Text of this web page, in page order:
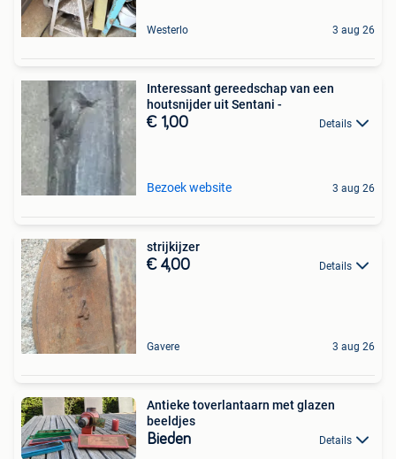
Westerlo 3 aug 26
Interessant gereedschap van een
houtsnijder uit Sentani -
€ 1,00 Details
Bezoek website 3 aug 26
strijkijzer
€ 4,00 Details
Gavere 3 aug 26
Antieke toverlantaarn met glazen
beeldjes
Bieden Details